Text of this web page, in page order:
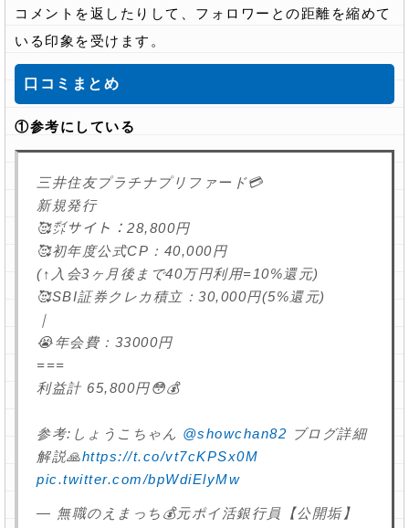
コメントを返したりして、フォロワーとの距離を縮めて
いる印象を受けます。
口コミまとめ
①参考にしている
三井住友プラチナプリファード💳
新規発行
🥰㌽サイト：28,800円
🥰初年度公式CP：40,000円
(↑入会3ヶ月後まで40万円利用=10%還元)
🥰SBI証券クレカ積立：30,000円(5%還元)
｜
😭年会費：33000円
===
利益計 65,800円😳💰
参考:しょうこちゃん @showchan82 ブログ詳細
解説🙏https://t.co/vt7cKPSx0M
pic.twitter.com/bpWdiElyMw
— 無職のえまっち💰元ポイ活銀行員【公開垢】